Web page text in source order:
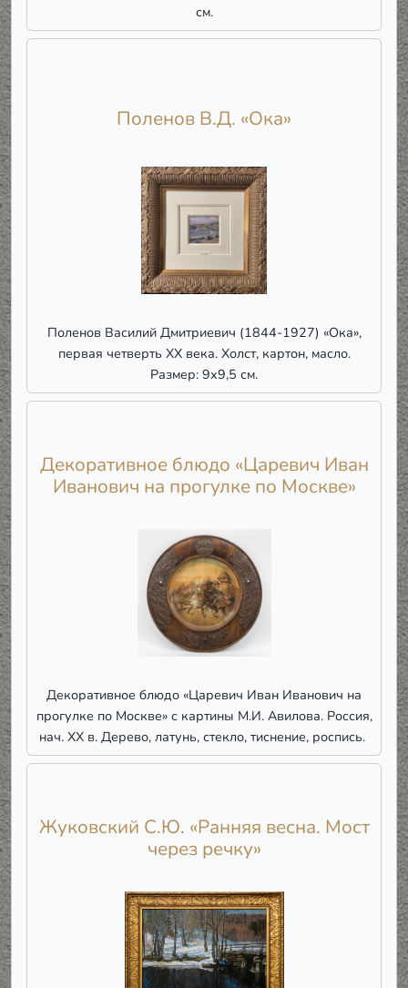
см.
Поленов В.Д. «Ока»
Поленов Василий Дмитриевич (1844-1927) «Ока»,
первая четверть ХХ века. Холст, картон, масло.
Размер: 9х9,5 см.
Декоративное блюдо «Царевич Иван
Иванович на прогулке по Москве»
Декоративное блюдо «Царевич Иван Иванович на
прогулке по Москве» с картины М.И. Авилова. Россия,
нач. ХХ в. Дерево, латунь, стекло, тиснение, роспись.
Жуковский С.Ю. «Ранняя весна. Мост
через речку»